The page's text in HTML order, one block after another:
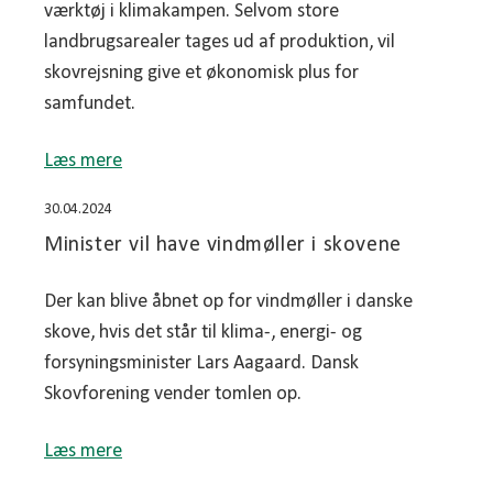
værktøj i klimakampen. Selvom store
landbrugsarealer tages ud af produktion, vil
skovrejsning give et økonomisk plus for
samfundet.
Læs mere
30.04.2024
Minister vil have vindmøller i skovene
Der kan blive åbnet op for vindmøller i danske
skove, hvis det står til klima-, energi- og
forsyningsminister Lars Aagaard. Dansk
Skovforening vender tomlen op.
Læs mere